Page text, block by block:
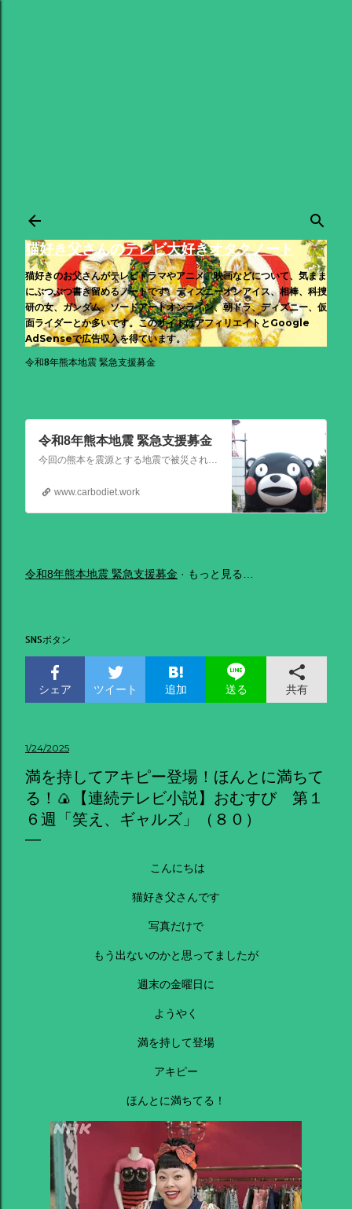
猫好き父さんのテレビ大好きオタクノート
猫好きのお父さんがテレビドラマやアニメ、映画などについて、気まま
にぶつぶつ書き留めるノートです。ディズニーオンアイス、相棒、科捜
研の女、ガンダム、ソードアートオンライン、朝ドラ、ディズニー、仮
面ライダーとか多いです。このサイトはアフィリエイトとGoogle
AdSenseで広告収入を得ています。
令和8年熊本地震 緊急支援募金
令和8年熊本地震 緊急支援募金
今回の熊本を震源とする地震で被災された皆さままだまだ余震も続き大変な時間を過ごされていると思います。心よりお見舞い申し上げます
www.carbodiet.work
令和8年熊本地震 緊急支援募金 もっと見る…
SNSボタン
シェア ツイート 追加 送る 共有
1/24/2025
満を持してアキピー登場！ほんとに満ちて
る！🍙【連続テレビ小説】おむすび 第１
６週「笑え、ギャルズ」（８０）
こんにちは
猫好き父さんです
写真だけで
もう出ないのかと思ってましたが
週末の金曜日に
ようやく
満を持して登場
アキピー
ほんとに満ちてる！